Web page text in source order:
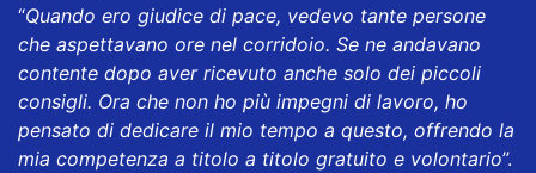
“Quando ero giudice di pace, vedevo tante persone
che aspettavano ore nel corridoio. Se ne andavano
contente dopo aver ricevuto anche solo dei piccoli
consigli. Ora che non ho più impegni di lavoro, ho
pensato di dedicare il mio tempo a questo, offrendo la
mia competenza a titolo a titolo gratuito e volontario”.